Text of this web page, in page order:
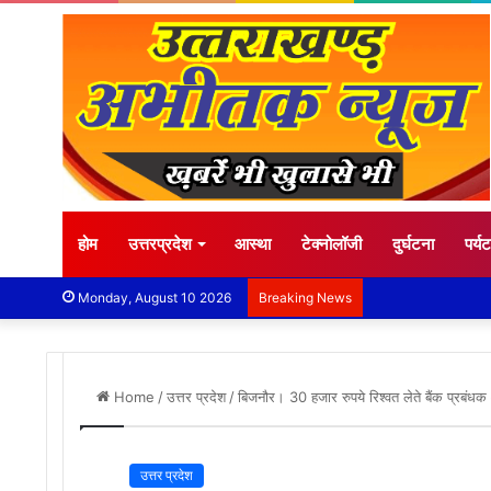
होम उत्तरप्रदेश आस्था टेक्नोलॉजी दुर्घटना
Monday, August 10 2026 Breaking News
Home /उत्तर प्रदेश /बिजनौर। 30 हजार रुपये रिश्वत लेते बैंक प्रबंधक
उत्तर प्रदेश